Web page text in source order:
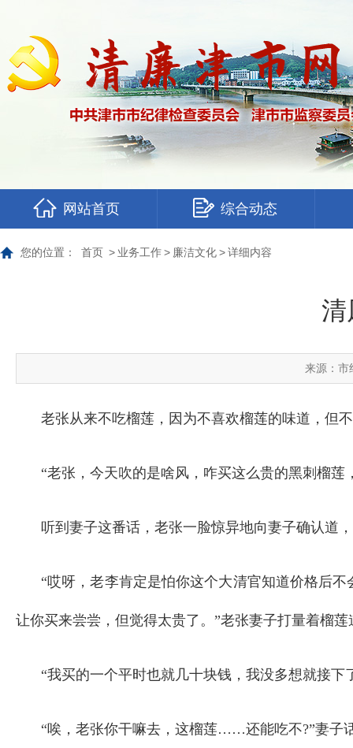
网站首页 综合动态
您的位置： 首页 > 业务工作> 廉洁文化>详细内容
清
来源：
老张从来不吃榴莲，因为不喜欢榴莲的味道，但
“老张，今天吹的是啥风，咋买这么贵的黑刺榴
听到妻子这番话，老张一脸惊异地向妻子确认道
“哎呀，老李肯定是怕你这个大清官知道价格后
让你买来尝尝，但觉得太贵了。”老张妻子打量着榴莲
“我买的一个平时也就几十块钱，我没多想就接
“唉，老张你干嘛去，这榴莲……还能吃不?”妻子